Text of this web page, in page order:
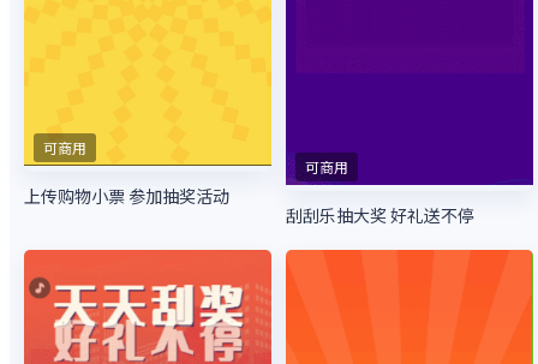
可商用
上传购物小票 参加抽奖活动
可商用
刮刮乐抽大奖 好礼送不停